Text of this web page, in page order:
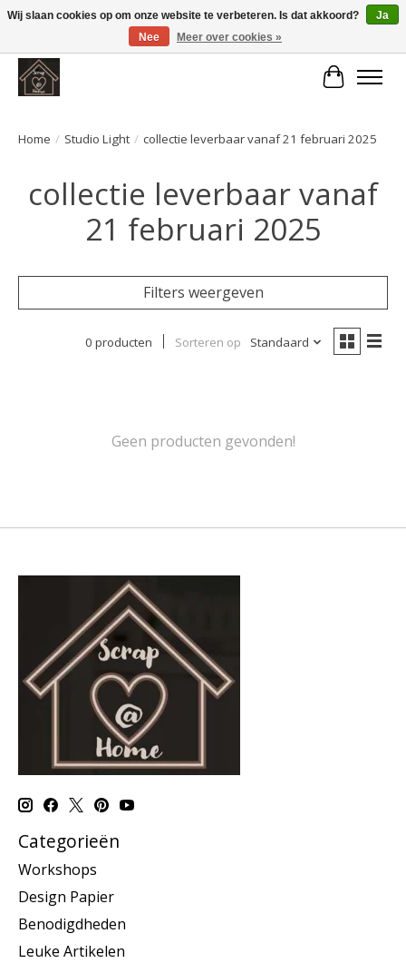
Large selection of products and fast shipping!
Home / Studio Light / collectie leverbaar vanaf 21 februari 2025
collectie leverbaar vanaf
21 februari 2025
Filters weergeven
0 producten Sorteren op Standaard
Geen producten gevonden!
Categorieën
Workshops
Design Papier
Benodigdheden
Leuke Artikelen
Wij slaan cookies op om onze website te verbeteren. Is dat akkoord?
Ja
Nee
Meer over cookies »